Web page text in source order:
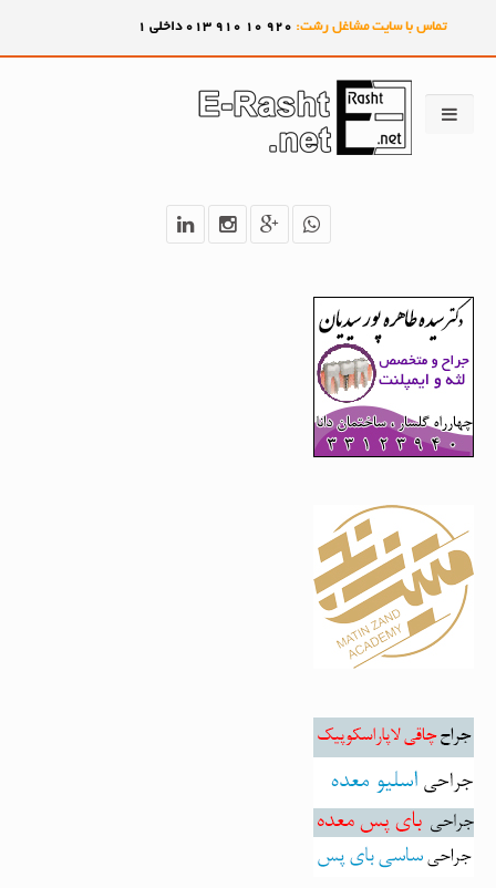
تماس با سایت مشاغل رشت: 920
10
910 013 داخلی 1